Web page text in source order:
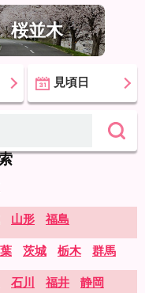
桜並木
見頃日
山形 福島
茨城 栃木 群馬
石川 福井
静岡